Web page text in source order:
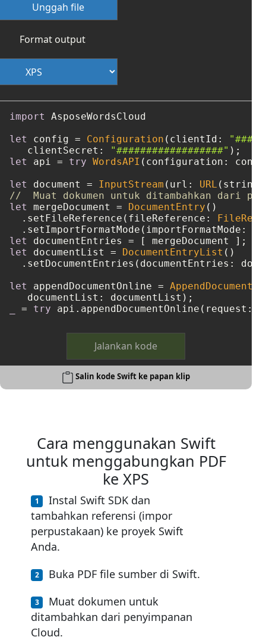
Unggah file
Format output
import
AsposeWordsCloud
let
config = Configuration (clientId:
   clientSecret:
"##################"
let
api = try WordsAPI (configuration:
let
document = InputStream (url: URL
//  Muat dokumen untuk ditambahkan dari
let
mergeDocument = DocumentEntry ()
  .setFileReference(fileReference:
  .setImportFormatMode(importFormatMode:
let
documentEntries =
let
documentList = DocumentEntryList ()
.setDocumentEntries(documentEntries:
let
appendDocumentOnline =
= try
Jalankan kode
Salin kode Swift ke papan klip
Cara menggunakan Swift
untuk menggabungkan PDF
ke XPS
Instal Swift SDK dan
tambahkan referensi (impor
perpustakaan) ke proyek Swift
Anda.
Buka PDF file sumber di Swift.
Muat dokumen untuk
ditambahkan dari penyimpanan
Cloud.